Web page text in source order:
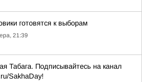
готовятся к выборам
21:39
Табага. Подписывайтесь на канал
SakhaDay!